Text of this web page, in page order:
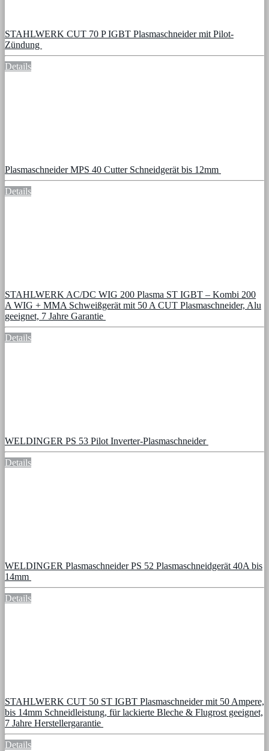
STAHLWERK CUT 70 P IGBT Plasmaschneider mit Pilot-
Zündung
Details
Plasmaschneider MPS 40 Cutter Schneidgerät bis 12mm
Details
STAHLWERK AC/DC WIG 200 Plasma ST IGBT – Kombi 200
A WIG + MMA Schweißgerät mit 50 A CUT Plasmaschneider, Alu
geeignet, 7 Jahre Garantie
Details
WELDINGER PS 53 Pilot Inverter-Plasmaschneider
Details
WELDINGER Plasmaschneider PS 52 Plasmaschneidgerät 40A bis
14mm
Details
STAHLWERK CUT 50 ST IGBT Plasmaschneider mit 50 Ampere,
bis 14mm Schneidleistung, für lackierte Bleche & Flugrost geeignet,
7 Jahre Herstellergarantie
Details